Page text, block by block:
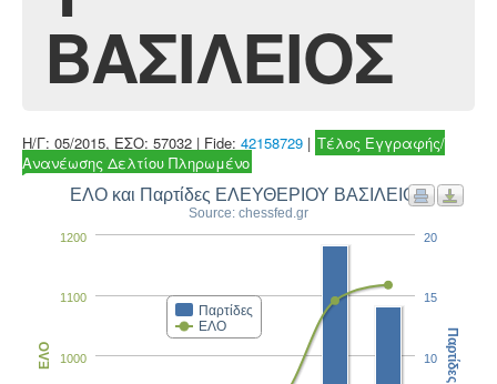
ΒΑΣΙΛΕΙΟΣ
Η/Γ: 05/2015, ΕΣΟ: 57032 | Fide: 42158729 | Τέλος Εγγραφής/
Ανανέωσης Δελτίου Πληρωμένο
ΕΛΟ και Παρτίδες ΕΛΕΥΘΕΡΙΟΥ ΒΑΣΙΛΕΙΟΣ
Source: chessfed.gr
Παρτίδες
ΕΛΟ
1000
1100
1200
ΕΛΟ 10
15
20
Παρτίδες